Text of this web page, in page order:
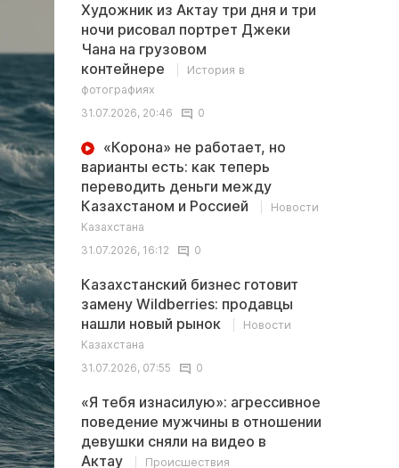
Художник из Актау три дня и три
ночи рисовал портрет Джеки
Чана на грузовом
контейнере
История в
фотографиях
31.07.2026, 20:46
0
«Корона» не работает, но
варианты есть: как теперь
переводить деньги между
Казахстаном и Россией
Новости
Казахстана
31.07.2026, 16:12
0
Казахстанский бизнес готовит
замену Wildberries: продавцы
нашли новый рынок
Новости
Казахстана
31.07.2026, 07:55
0
«Я тебя изнасилую»: агрессивное
поведение мужчины в отношении
девушки сняли на видео в
Актау
Происшествия